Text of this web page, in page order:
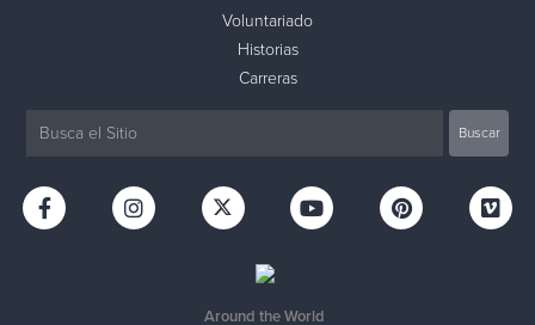
Voluntariado
Historias
Carreras
Around the World